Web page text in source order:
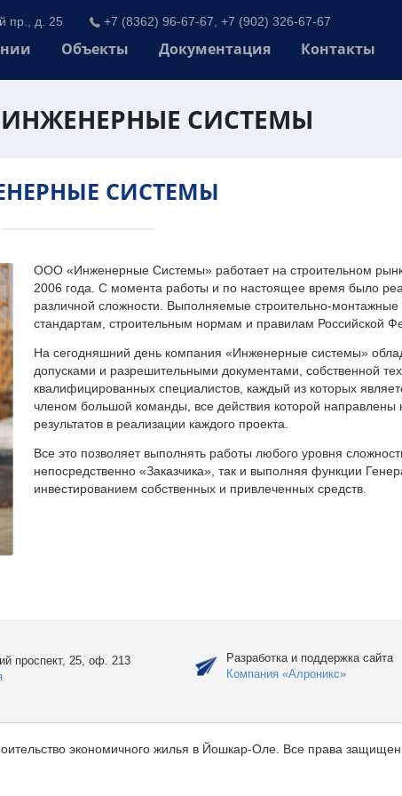
пр., д. 25 +7 (8362) 96-67-67, +7 (902) 326-67-67
Объекты Документация Контакты
СИСТЕМЫ
СИСТЕМЫ
ООО «Инженерные Системы» работает на строительном
2006 года. С момента работы и по настоящее время было
различной сложности. Выполняемые строительно-монтажные
стандартам, строительным нормам и правилам Российской
На сегодняшний день компания «Инженерные системы»
допусками и разрешительными документами, собственной
квалифицированных специалистов, каждый из которых
членом большой команды, все действия которой направлены
результатов в реализации каждого проекта.
Все это позволяет выполнять работы любого уровня
непосредственно «Заказчика», так и выполняя функции
инвестированием собственных и привлеченных средств.
проспект, 25, оф. 213
Разработка и поддержка сайта
Компания «Алроникс»
экономичного жилья в Йошкар-Оле. Все права